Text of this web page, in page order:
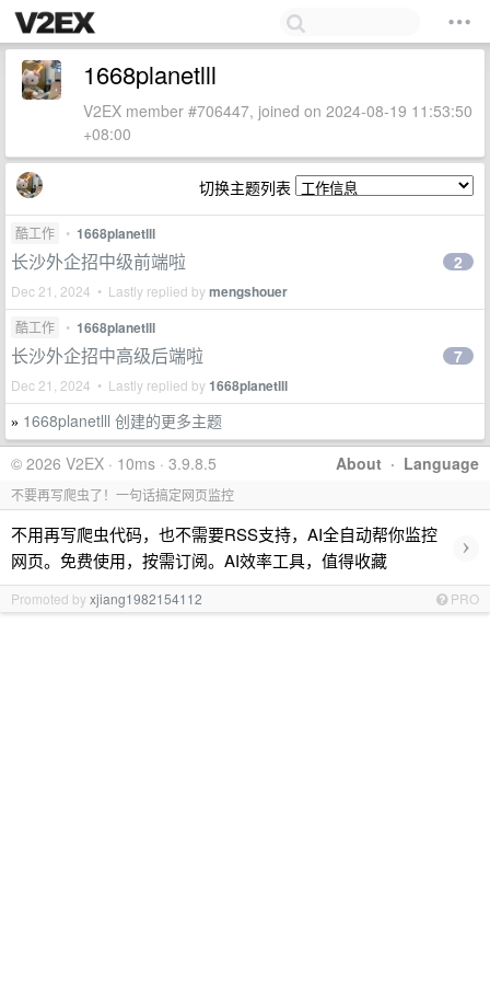
1668planetlll
V2EX member #706447, joined on 2024-08-19 11:53:50
+08:00
切换主题列表
酷工作 • 1668planetlll
长沙外企招中级前端啦
Dec 21, 2024 • Lastly replied bymengshouer
2
酷工作 • 1668planetlll
长沙外企招中高级后端啦
Dec 21, 2024 • Lastly replied by1668planetlll
7
» 1668planetlll 创建的更多主题
About · Language
© 2026 V2EX · 10ms · 3.9.8.5
不要再写爬虫了！一句话搞定网页监控
不用再写爬虫代码，也不需要RSS支持，AI全自动帮你监控
网页。免费使用，按需订阅。AI效率工具，值得收藏
›
Promoted byxjiang1982154112 PRO